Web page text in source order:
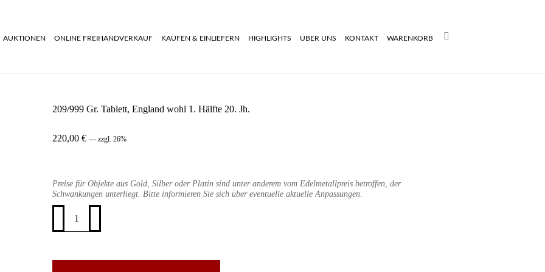
AUKTIONEN ONLINE FREIHANDVERKAUF KAUFEN & EINLIEFERN HIGHLIGHTS ÜBER UNS KONTAKT WARENKORB Search:
209/999 Gr. Tablett, England wohl 1. Hälfte 20. Jh.
220,00 € --- zzgl. 26%
Preise für Objekte aus Gold, Silber oder Platin sind unter anderem vom Edelmetallpreis betroffen, der
Schwankungen unterliegt. Bitte informieren Sie sich über eventuelle aktuelle Anpassungen.
209/999
Tablett,